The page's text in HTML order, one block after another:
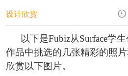
恭喜136****9807用
恭喜159****4930用
恭喜150****6483用
恭喜131****2473用
设计欣赏
以下是Fubiz从Surface学生
作品中挑选的几张精彩的照
欣赏以下图片。